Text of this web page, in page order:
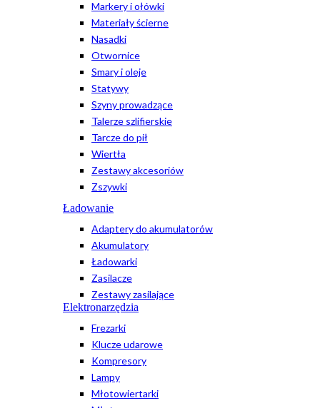
Markery i ołówki
Materiały ścierne
Nasadki
Otwornice
Smary i oleje
Statywy
Szyny prowadzące
Talerze szlifierskie
Tarcze do pił
Wiertła
Zestawy akcesoriów
Zszywki
Ładowanie
Adaptery do akumulatorów
Akumulatory
Ładowarki
Zasilacze
Zestawy zasilające
Elektronarzędzia
Frezarki
Klucze udarowe
Kompresory
Lampy
Młotowiertarki